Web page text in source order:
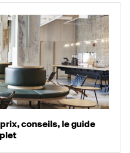
conseils, le guide